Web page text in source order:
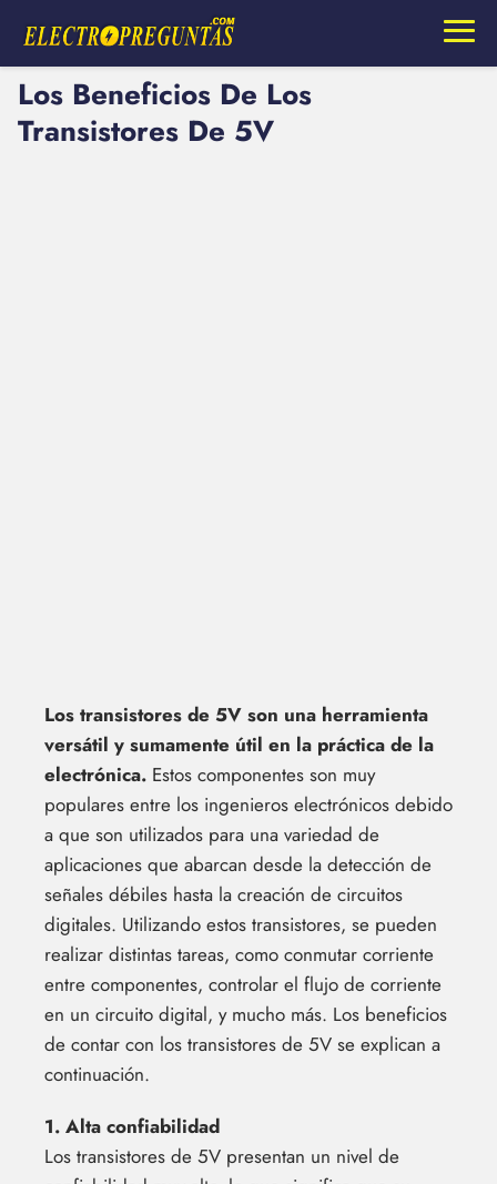
Los Beneficios De Los
Transistores De 5V
Los transistores de 5V son una herramienta
versátil y sumamente útil en la práctica de la
electrónica. Estos componentes son muy
populares entre los ingenieros electrónicos debido
a que son utilizados para una variedad de
aplicaciones que abarcan desde la detección de
señales débiles hasta la creación de circuitos
digitales. Utilizando estos transistores, se pueden
realizar distintas tareas, como conmutar corriente
entre componentes, controlar el flujo de corriente
en un circuito digital, y mucho más. Los beneficios
de contar con los transistores de 5V se explican a
continuación.
1. Alta confiabilidad
Los transistores de 5V presentan un nivel de